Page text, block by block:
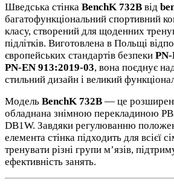
Шведська стінка BenchK 732B від
багатофункціональний спортивний
класу, створений для щоденних
підлітків. Виготовлена в Польщі
європейських стандартів безпеки
PN-EN 913:2019-03, вона поєднує
стильний дизайн і великий
Модель BenchK 732B — це
обладнана знімною перекладиною
DB1W. Завдяки регулюванню
елемента стінка підходить для всієї
тренувати різні групи м’язів,
ефективність занять.